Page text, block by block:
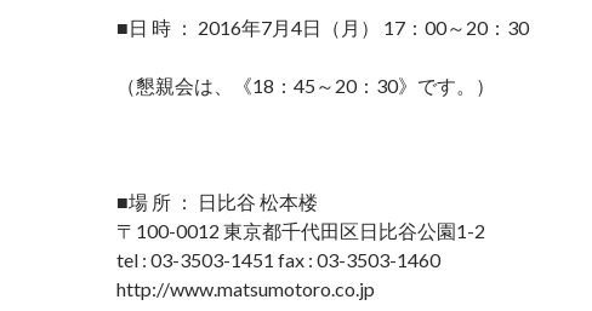
■日 時 ： 2016年7月4日（月） 17：00～20：30
（懇親会は、《18：45～20：30》です。）
■場 所 ： 日比谷 松本楼
〒100-0012 東京都千代田区日比谷公園1-2
tel : 03-3503-1451 fax : 03-3503-1460
http://www.matsumotoro.co.jp